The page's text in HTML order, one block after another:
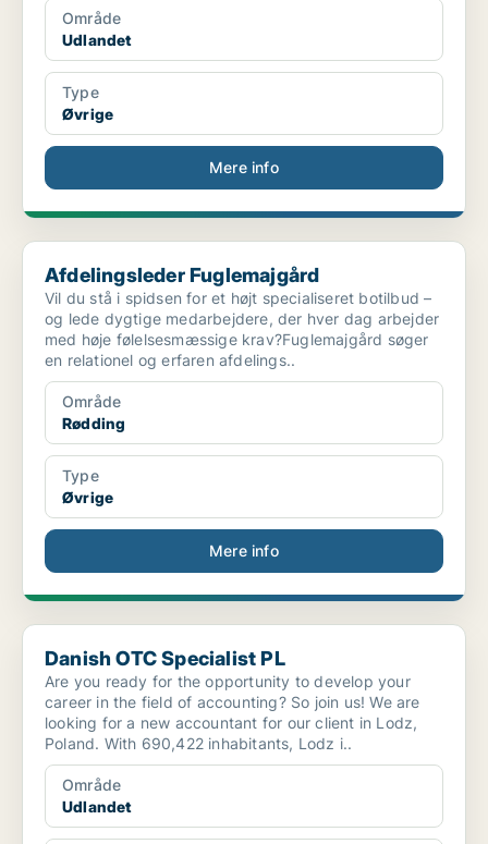
Område
Udlandet
Type
Øvrige
Mere info
Afdelingsleder Fuglemajgård
Afdelingsleder Fuglemajgård
Vil du stå i spidsen for et højt specialiseret botilbud –
og lede dygtige medarbejdere, der hver dag arbejder
med høje følelsesmæssige krav?Fuglemajgård søger
en relationel og erfaren afdelings..
Område
Rødding
Type
Øvrige
Mere info
Danish OTC Specialist PL
Danish OTC Specialist PL
Are you ready for the opportunity to develop your
career in the field of accounting? So join us! We are
looking for a new accountant for our client in Lodz,
Poland. With 690,422 inhabitants, Lodz i..
Område
Udlandet